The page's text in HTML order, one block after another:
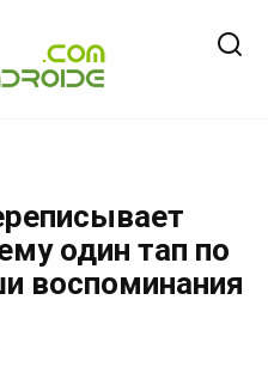
один тап по
воспоминания